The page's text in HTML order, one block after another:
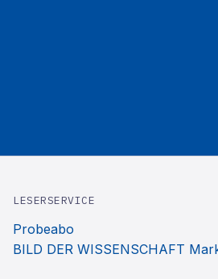
LESERSERVICE
Probeabo
BILD DER WISSENSCHAFT